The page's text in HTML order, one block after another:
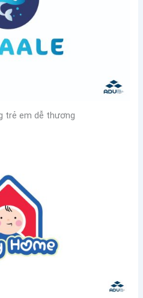
trẻ em dễ thương